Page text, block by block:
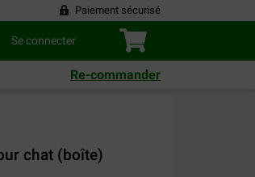
Paiement sécurisé
Se connecter
Re-commander
chat (boîte)